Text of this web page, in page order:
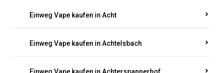
Einweg Vape kaufen in Acht
Einweg Vape kaufen in Achtelsbach